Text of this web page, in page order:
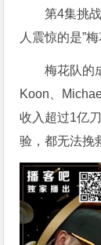
第4集挑
人震惊的是”
梅花队的
Koon、
收入超过1亿
验，都无法挽